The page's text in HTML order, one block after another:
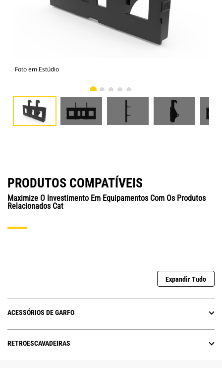
Foto em Estúdio
PRODUTOS COMPATÍVEIS
Maximize O Investimento Em Equipamentos Com Os Produtos
Relacionados Cat
Expandir Tudo
ACESSÓRIOS DE GARFO
RETROESCAVADEIRAS